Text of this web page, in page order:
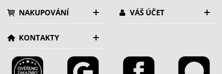
NAKUPOVÁNÍ VÁŠ ÚČET
KONTAKTY